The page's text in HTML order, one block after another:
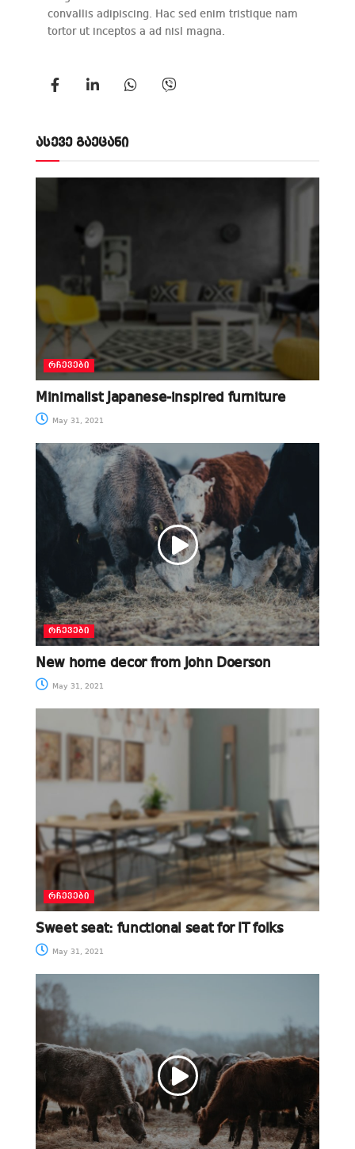
convallis adipiscing. Hac sed enim tristique nam
tortor ut inceptos a ad nisl magna.
ასევე გაეცანი
ᲠᲩᲔᲕᲔᲑᲘ
Minimalist Japanese-inspired furniture
May 31, 2021
ᲠᲩᲔᲕᲔᲑᲘ
New home decor from John Doerson
May 31, 2021
ᲠᲩᲔᲕᲔᲑᲘ
Sweet seat: functional seat for IT folks
May 31, 2021